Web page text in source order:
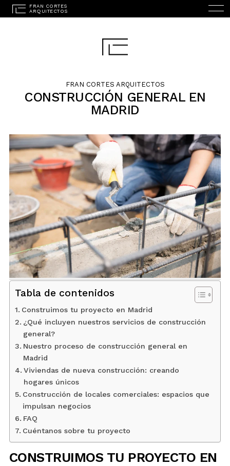
ESTUDIO
PROYECTOS
SERVICIOS
BLOG
CONTACTO
INTERIORISMO
TIENDA
ESPAÑOL
ENGLISH
FRAN CORTES ARQUITECTOS
CONSTRUCCIÓN GENERAL EN
MADRID
Tabla de contenidos
Construimos tu proyecto en Madrid
¿Qué incluyen nuestros servicios de construcción
general?
Nuestro proceso de construcción general en
Madrid
Viviendas de nueva construcción: creando
hogares únicos
Construcción de locales comerciales: espacios que
impulsan negocios
FAQ
Cuéntanos sobre tu proyecto
CONSTRUIMOS TU PROYECTO EN